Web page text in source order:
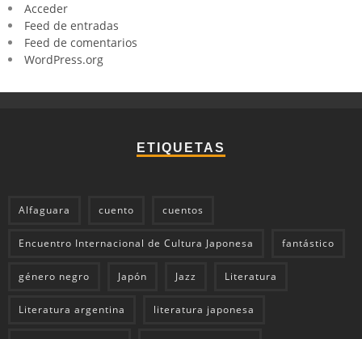
Acceder
Feed de entradas
Feed de comentarios
WordPress.org
ETIQUETAS
Alfaguara cuento cuentos
Encuentro Internacional de Cultura Japonesa fantástico
género negro Japón Jazz Literatura
Literatura argentina literatura japonesa